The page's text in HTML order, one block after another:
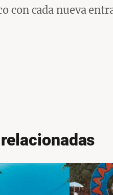
con cada nueva